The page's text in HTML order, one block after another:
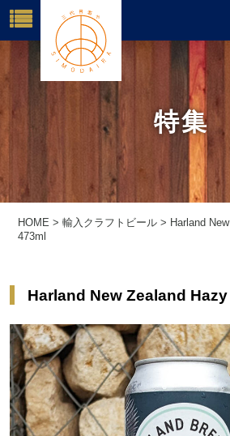
店舗案内
ご利用案内
送料
お問合せ
特集
HOME >輸入クラフトビール > Harland
473ml
Harland New Zealand Hazy